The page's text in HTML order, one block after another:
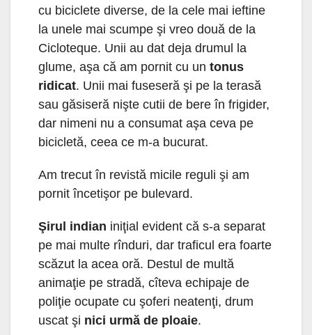
cu biciclete diverse, de la cele mai ieftine
la unele mai scumpe şi vreo două de la
Cicloteque. Unii au dat deja drumul la
glume, aşa că am pornit cu un tonus
ridicat. Unii mai fuseseră şi pe la terasă
sau găsiseră nişte cutii de bere în frigider,
dar nimeni nu a consumat aşa ceva pe
bicicletă, ceea ce m-a bucurat.
Am trecut în revistă micile reguli şi am
pornit încetişor pe bulevard.
Şirul indian iniţial evident că s-a separat
pe mai multe rînduri, dar traficul era foarte
scăzut la acea oră. Destul de multă
animaţie pe stradă, cîteva echipaje de
poliţie ocupate cu şoferi neatenţi, drum
uscat şi nici urmă de ploaie.